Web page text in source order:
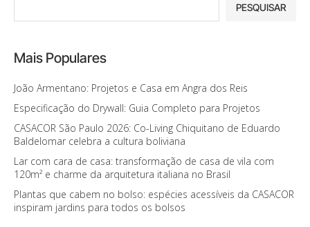
PESQUISAR
Mais Populares
João Armentano: Projetos e Casa em Angra dos Reis
Especificação do Drywall: Guia Completo para Projetos
CASACOR São Paulo 2026: Co-Living Chiquitano de Eduardo
Baldelomar celebra a cultura boliviana
Lar com cara de casa: transformação de casa de vila com
120m² e charme da arquitetura italiana no Brasil
Plantas que cabem no bolso: espécies acessíveis da CASACOR
inspiram jardins para todos os bolsos